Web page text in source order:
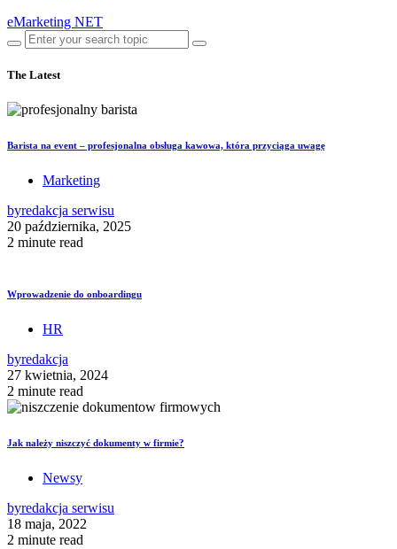
eMarketing NET
The Latest
Barista na event – profesjonalna obsługa kawowa, która przyciąga uwagę
Marketing
byredakcja serwisu
20 października, 2025
2 minute read
Wprowadzenie do onboardingu
HR
byredakcja
27 kwietnia, 2024
2 minute read
Jak należy niszczyć dokumenty w firmie?
Newsy
byredakcja serwisu
18 maja, 2022
2 minute read